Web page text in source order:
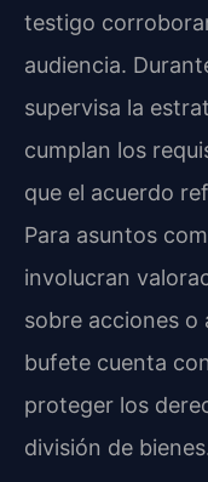
testigo
audiencia.
supervisa la
cumplan los
que el acuerdo
Para asuntos
involucran
sobre acciones
bufete cuenta
proteger los
división de